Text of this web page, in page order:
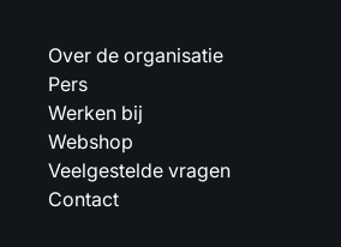
Over de organisatie
Pers
Werken bij
Webshop
Veelgestelde vragen
Contact